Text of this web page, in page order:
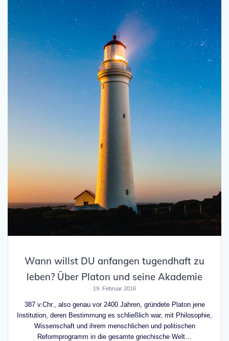
Wann willst DU anfangen tugendhaft zu
leben? Über Platon und seine Akademie
19. Februar 2016
387 v.Chr., also genau vor 2400 Jahren, gründete Platon jene
Institution, deren Bestimmung es schließlich war, mit Philosophie,
Wissenschaft und ihrem menschlichen und politischen
Reformprogramm in die gesamte griechische Welt…